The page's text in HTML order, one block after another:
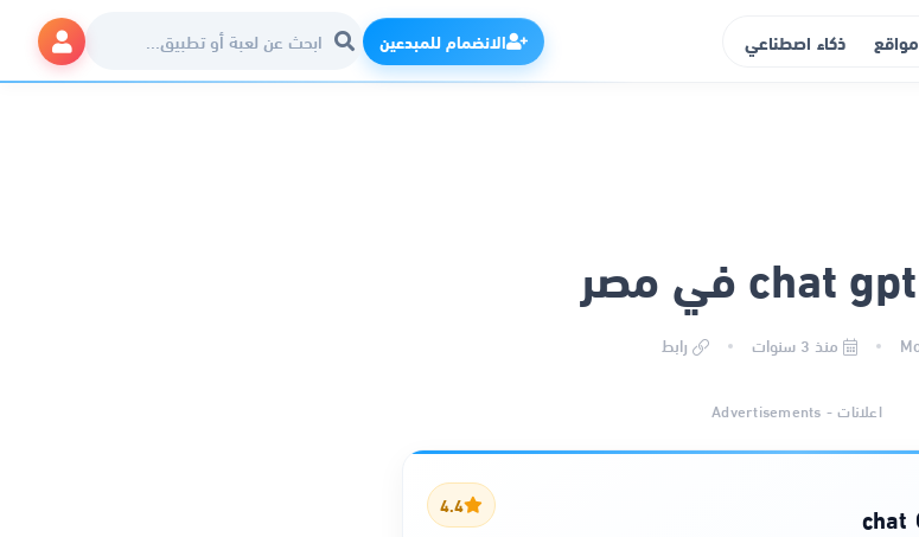
مواقع ذكاء اصطناعي الانضمام للمبدعين
منذ 3 سنوات رابط
اعلانات - Advertisements
4.4